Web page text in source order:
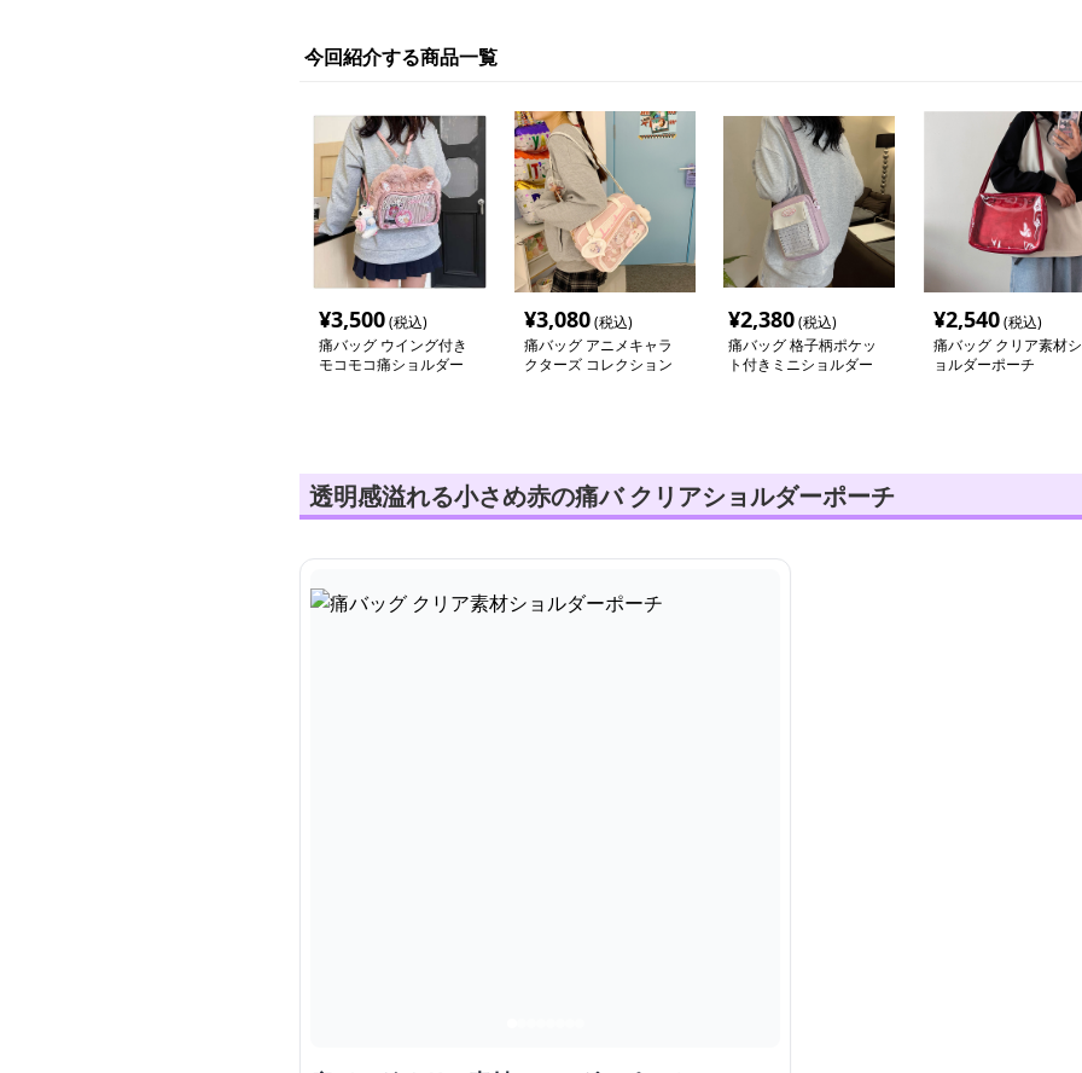
今回紹介する商品一覧
¥3,500(税込)
痛バッグ ウイング付き
モコモコ痛ショルダー
¥3,080(税込)
痛バッグ アニメキャラ
クターズ コレクション
¥2,380(税込)
痛バッグ 格子柄ポケッ
ト付きミニショルダー
¥2,540(税込)
痛バッグ クリア素材シ
ョルダーポーチ
透明感溢れる小さめ赤の痛バ クリアショルダーポーチ